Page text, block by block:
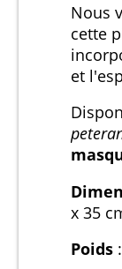
Nous
cette
et
x 35
Poids